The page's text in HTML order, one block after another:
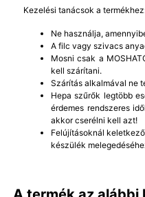
Kezelési tanácsok a
Ne használja,
A filc vagy szivacs
Mosni csak a
kell szárítani.
Szárítás alkalmával ne
Hepa szűrők legtöbb
érdemes rendszeres
akkor cserélni kell azt!
Felújításoknál
készülék